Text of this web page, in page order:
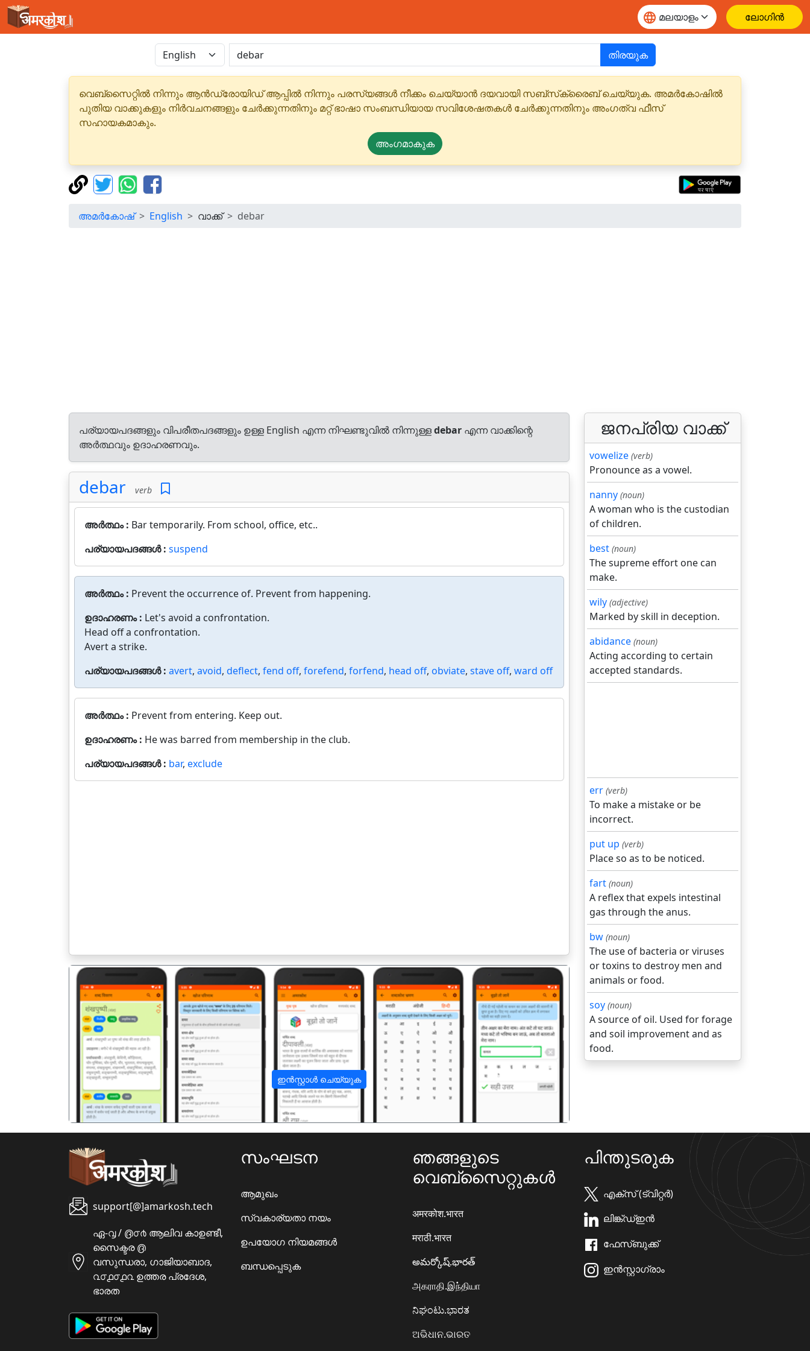
ലോഗിൻ
തിരയുക
വെബ്‌സൈറ്റിൽ നിന്നും ആൻഡ്രോയിഡ് ആപ്പിൽ നിന്നും പരസ്യങ്ങൾ നീക്കം ചെയ്യാൻ ദയവായി സബ്‌സ്‌ക്രൈബ് ചെയ്യുക. അമർകോഷിൽ
പുതിയ വാക്കുകളും നിർവചനങ്ങളും ചേർക്കുന്നതിനും മറ്റ് ഭാഷാ സംബന്ധിയായ സവിശേഷതകൾ ചേർക്കുന്നതിനും അംഗത്വ ഫീസ്
സഹായകമാകും.
അംഗമാകുക
അമർകോഷ് English വാക്ക് debar
പര്യായപദങ്ങളും വിപരീതപദങ്ങളും ഉള്ള English എന്ന നിഘണ്ടുവിൽ നിന്നുള്ളdebar എന്ന വാക്കിന്റെ
അർത്ഥവും ഉദാഹരണവും.
debar verb
അർത്ഥം : Bar temporarily. From school, office, etc..
പര്യായപദങ്ങൾ : suspend
അർത്ഥം : Prevent the occurrence of. Prevent from happening.
ഉദാഹരണം : Let's avoid a confrontation.
Head off a confrontation.
Avert a strike.
പര്യായപദങ്ങൾ : avert, avoid, deflect, fend off, forefend, forfend, head off, obviate, stave off, ward off
അർത്ഥം : Prevent from entering. Keep out.
ഉദാഹരണം : He was barred from membership in the club.
പര്യായപദങ്ങൾ : bar, exclude
ഇൻസ്റ്റാൾ ചെയ്യുക
पिछला अगला
ജനപ്രിയ വാക്ക്
vowelize (verb)
Pronounce as a vowel.
nanny (noun)
A woman who is the custodian
of children.
best (noun)
The supreme effort one can
make.
wily (adjective)
Marked by skill in deception.
abidance (noun)
Acting according to certain
accepted standards.
err (verb)
To make a mistake or be
incorrect.
put up (verb)
Place so as to be noticed.
fart (noun)
A reflex that expels intestinal
gas through the anus.
bw (noun)
The use of bacteria or viruses
or toxins to destroy men and
animals or food.
soy (noun)
A source of oil. Used for forage
and soil improvement and as
food.
support[@]amarkosh.tech
ഏ-൮ / ൫൦൪ ആലിവ കാഉണ്ടീ,
സൈക്ടര ൫
വസുന്ധരാ, ഗാജിയാബാദ,
൨൦൧൦൧൨ ഉത്തര പ്രദേശ,
ഭാരത
സംഘടന
ആമുഖം
സ്വകാര്യതാ നയം
ഉപയോഗ നിയമങ്ങൾ
ബന്ധപ്പെടുക
ഞങ്ങളുടെ
വെബ്സൈറ്റുകൾ
अमरकोश.भारत
मराठी.भारत
అమర్కోష్.భారత్
அகராதி.இந்தியா
ನಿಘಂಟು.ಭಾರತ
ଅଭିଧାନ.ଭାରତ
പിന്തുടരുക
എക്സ് (ട്വിറ്റർ)
ലിങ്ക്ഡ്ഇൻ
ഫേസ്ബുക്ക്
ഇൻസ്റ്റാഗ്രാം